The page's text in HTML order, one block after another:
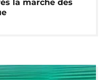
la marche des